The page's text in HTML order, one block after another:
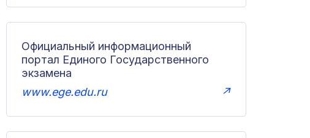
Официальный информационный
портал Единого Государственного
экзамена
www.ege.edu.ru
↗